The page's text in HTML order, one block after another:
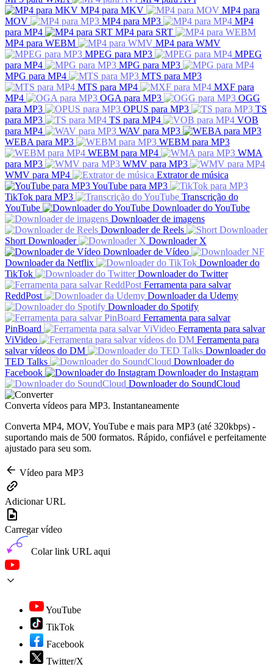
MP4 para MKV
MP4 para
MOV
MP4 para MP3
MP4
para MP4
MP4 para SRT
MP4 para WEBM
MP4 para WMV
MPEG para MP3
MPEG
para MP4
MPG para MP3
MPG para MP4
MTS para MP3
MTS para MP4
MXF para
MP4
OGA para MP3
OGG
para MP3
OPUS para MP3
TS
para MP3
TS para MP4
VOB
para MP4
WAV para MP3
WEBA para MP3
WEBM para MP3
WEBM para MP4
WMA
para MP3
WMV para MP3
WMV para MP4
Extrator de música
YouTube para MP3
TikTok para MP3
Transcrição do
YouTube
Downloader do YouTube
Downloader de imagens
Downloader de Reels
Short Downloader
Downloader X
Downloader de Vídeo
Downloader da Netflix
Downloader do
TikTok
Downloader do Twitter
Ferramenta para salvar
ReddPost
Downloader da Udemy
Downloader do Spotify
Ferramenta para salvar
PinBoard
Ferramenta para salvar
ViVideo
Ferramenta para
salvar vídeos do DM
Downloader do
TED Talks
Downloader do
Facebook
Downloader do Instagram
Downloader do SoundCloud
Converta vídeos para MP3. Instantaneamente
Converta MP4, MOV, YouTube e mais para MP3 (até 320kbps) -
suportando mais de 500 formatos. Rápido, confiável e perfeitamente
ajustado para seu som.
Vídeo para MP3
Adicionar URL
Carregar vídeo
Colar link URL aqui
YouTube
TikTok
Facebook
Twitter/X